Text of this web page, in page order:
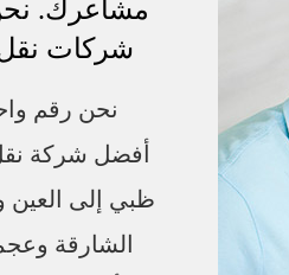
مشاعرك.
شركات نقل
نحن رقم
أفضل شركة
ظبي إلى العين
الشارقة